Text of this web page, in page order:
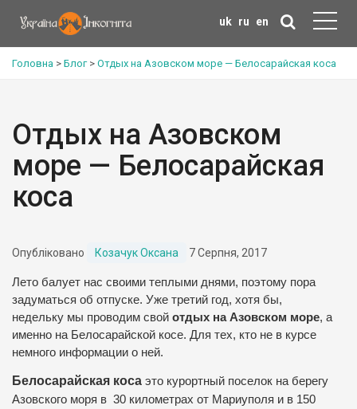
uk ru en
Головна > Блог> Отдых на Азовском море — Белосарайская коса
Отдых на Азовском
море — Белосарайская
коса
Опубліковано Козачук Оксана 7 Серпня, 2017
Лето балует нас своими теплыми днями, поэтому пора
задуматься об отпуске. Уже третий год, хотя бы,
недельку мы проводим свой отдых на Азовском море, а
именно на Белосарайской косе. Для тех, кто не в курсе
немного информации о ней.
Белосарайская коса это курортный поселок на берегу
Азовского моря в 30 километрах от Мариуполя и в 150